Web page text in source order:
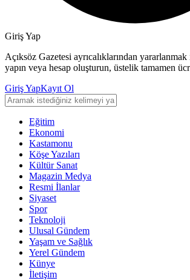
Giriş Yap
Açıksöz Gazetesi ayrıcalıklarından
yapın veya hesap oluşturun, üstelik tamamen
Giriş YapKayıt Ol
Eğitim
Ekonomi
Kastamonu
Köşe Yazıları
Kültür Sanat
Magazin Medya
Resmi İlanlar
Siyaset
Spor
Teknoloji
Ulusal Gündem
Yaşam ve Sağlık
Yerel Gündem
Künye
İletişim